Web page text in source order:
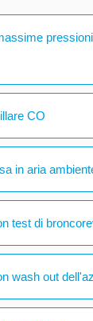
CO
in aria
test di
wash out